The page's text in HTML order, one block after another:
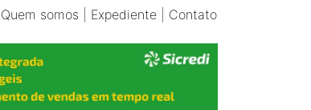
Quem somos Expediente| Contato